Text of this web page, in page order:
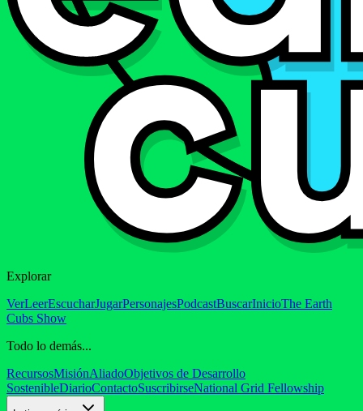
Explorar
VerLeerEscucharJugarPersonajesPodcastBuscarInicioThe Earth
Cubs Show
Todo lo demás...
RecursosMisiónAliadoObjetivos de Desarrollo
SostenibleDiarioContactoSuscribirseNational Grid Fellowship